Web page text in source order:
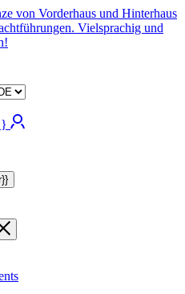
von Vorderhaus und Hinterhaus
Vielsprachig und